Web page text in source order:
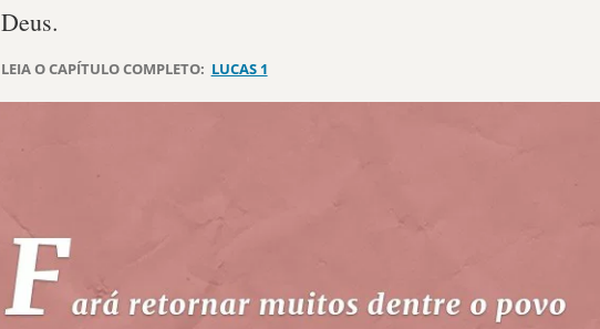
Deus.
LEIA O CAPÍTULO COMPLETO: LUCAS 1